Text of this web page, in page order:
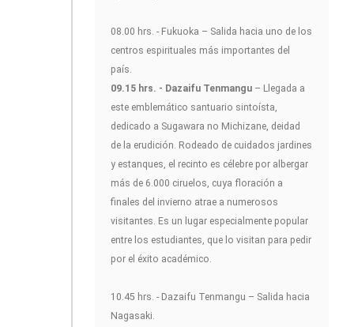
08.00 hrs. - Fukuoka – Salida hacia uno de los
centros espirituales más importantes del
país.
09.15 hrs. - Dazaifu Tenmangu – Llegada a
este emblemático santuario sintoísta,
dedicado a Sugawara no Michizane, deidad
de la erudición. Rodeado de cuidados jardines
y estanques, el recinto es célebre por albergar
más de 6.000 ciruelos, cuya floración a
finales del invierno atrae a numerosos
visitantes. Es un lugar especialmente popular
entre los estudiantes, que lo visitan para pedir
por el éxito académico.
10.45 hrs. - Dazaifu Tenmangu – Salida hacia
Nagasaki.